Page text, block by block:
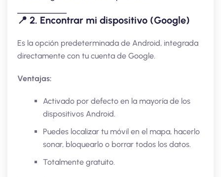
📍 2. Encontrar mi dispositivo (Google)
Es la opción predeterminada de Android, integrada
directamente con tu cuenta de Google.
Ventajas:
Activado por defecto en la mayoría de los
dispositivos Android.
Puedes localizar tu móvil en el mapa, hacerlo
sonar, bloquearlo o borrar todos los datos.
Totalmente gratuito.